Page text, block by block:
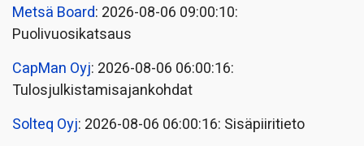
Metsä Board: 2026-08-06 09:00:10:
Puolivuosikatsaus
CapMan Oyj: 2026-08-06 06:00:16:
Tulosjulkistamisajankohdat
Solteq Oyj: 2026-08-06 06:00:16: Sisäpiiritieto